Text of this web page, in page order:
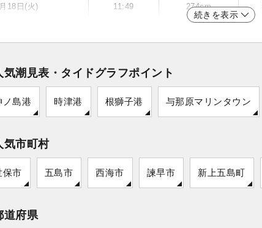
18日(火) 11:49 274cm
続きを表示
気潮見表・タイドグラフポイント
ノ島港 時津港 根獅子港 与那原マリンタウン
気市町村
保市 五島市 西海市 諫早市 新上五島町
道府県